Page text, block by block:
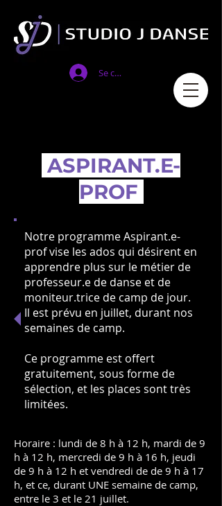
Se connecter
ASPIRANT.E-
PROF
Notre programme Aspirant.e-
prof vise les ados qui désirent en
apprendre plus sur le métier de
professeur.e de danse et de
moniteur.trice de camp de jour.
Il est prévu en juillet, durant nos
semaines de camp.
Ce programme est offert
gratuitement, sous forme de
sélection, et les places sont très
limitées.
​Horaire : lundi de 8 h à 12 h, mardi de 9
h à 12 h, mercredi de 9 h à 16 h, jeudi
de 9 h à 12 h et vendredi de de 9 h à 17
h, et ce, durant UNE semaine de camp,
entre le 3 et le 21 juillet.